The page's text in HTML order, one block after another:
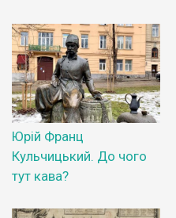
Юрій Франц
Кульчицький. До чого
тут кава?